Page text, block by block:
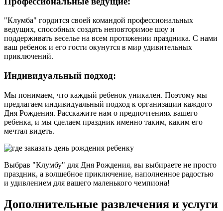
"Клумба" гордится своей командой профессиональных
ведущих, способных создать неповторимое шоу и
поддерживать веселье на всем протяжении праздника. С нами
ваш ребенок и его гости окунутся в мир удивительных
приключений.
Индивидуальный подход:
Мы понимаем, что каждый ребенок уникален. Поэтому мы
предлагаем индивидуальный подход к организации каждого
Дня Рождения. Расскажите нам о предпочтениях вашего
ребенка, и мы сделаем праздник именно таким, каким его
мечтал видеть.
Выбрав "Клумбу" для Дня Рождения, вы выбираете не просто
праздник, а волшебное приключение, наполненное радостью
и удивлением для вашего маленького чемпиона!
Дополнительные развлечения и услуги